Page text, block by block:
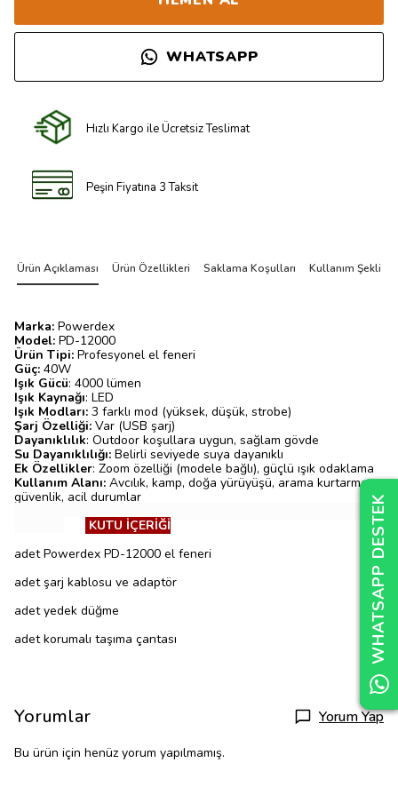
WHATSAPP
Hızlı Kargo ile Ücretsiz Teslimat
Peşin Fiyatına 3 Taksit
Ürün Açıklaması Ürün Özellikleri Saklama Koşulları Kullanım Şekli
Marka: Powerdex
Model: PD-12000
Ürün Tipi: Profesyonel el feneri
Güç: 40W
Işık Gücü: 4000 lümen
Işık Kaynağı: LED
Işık Modları: 3 farklı mod (yüksek, düşük, strobe)
Şarj Özelliği: Var (USB şarj)
Dayanıklılık: Outdoor koşullara uygun, sağlam gövde
Su Dayanıklılığı: Belirli seviyede suya dayanıklı
Ek Özellikler: Zoom özelliği (modele bağlı), güçlü ışık odaklama
Kullanım Alanı: Avcılık, kamp, doğa yürüyüşü, arama kurtarma,
güvenlik, acil durumlar
KUTU İÇERİĞİ
1
adet Powerdex PD-12000 el feneri
1
adet şarj kablosu ve adaptör
1
adet yedek düğme
1
adet korumalı taşıma çantası
Yorumlar Yorum Yap
Bu ürün için henüz yorum yapılmamış.
WHATSAPP DESTEK
WHATSAPP DESTEK
WHATSAPP DESTEK